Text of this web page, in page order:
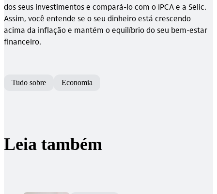
dos seus investimentos e compará-lo com o IPCA e a Selic.
Assim, você entende se o seu dinheiro está crescendo
acima da inflação e mantém o equilíbrio do seu bem-estar
financeiro.
Tudo sobre Economia
Leia também